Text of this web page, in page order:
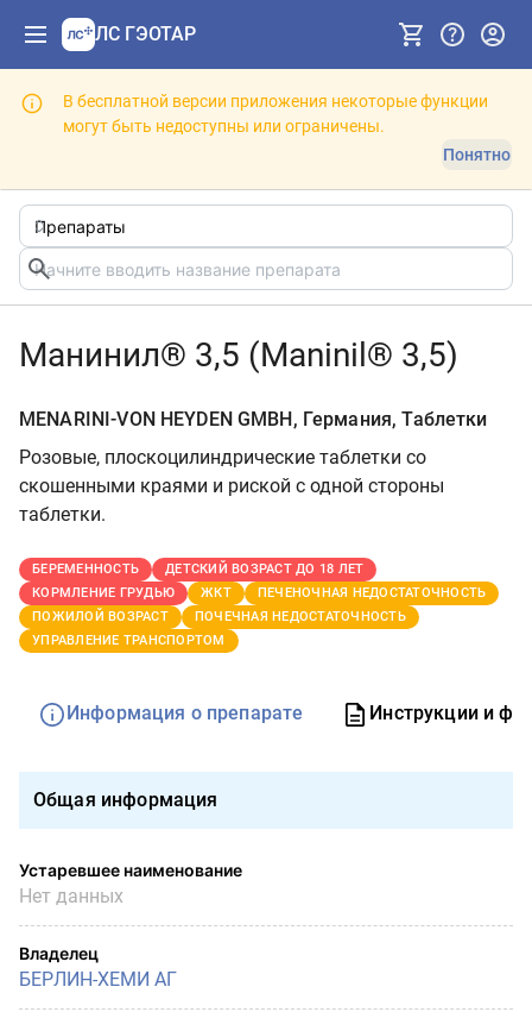
ЛС ГЭОТАР
В бесплатной версии приложения некоторые функции
могут быть недоступны или ограничены.
Понятно
Манинил® 3,5 (Maninil® 3,5)
MENARINI-VON HEYDEN GMBH, Германия, Таблетки
Розовые, плоскоцилиндрические таблетки со
скошенными краями и риской с одной стороны
таблетки.
БЕРЕМЕННОСТЬ
ДЕТСКИЙ ВОЗРАСТ ДО 18 ЛЕТ
КОРМЛЕНИЕ ГРУДЬЮ
ЖКТ
ПЕЧЕНОЧНАЯ НЕДОСТАТОЧНОСТЬ
ПОЖИЛОЙ ВОЗРАСТ
ПОЧЕЧНАЯ НЕДОСТАТОЧНОСТЬ
УПРАВЛЕНИЕ ТРАНСПОРТОМ
Информация о препарате Инструкции и
Общая информация
Устаревшее наименование
Нет данных
Владелец
БЕРЛИН-ХЕМИ АГ